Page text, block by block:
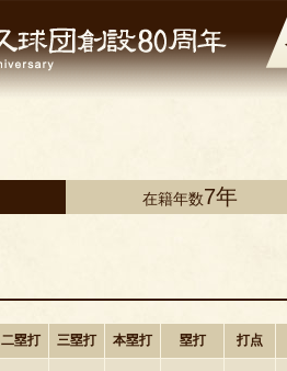
在籍年数7年
二塁打 三塁打 本塁打 塁打 打点